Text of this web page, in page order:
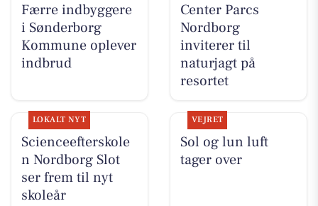
Færre indbyggere
i Sønderborg
Kommune oplever
indbrud
Center Parcs
Nordborg
inviterer til
naturjagt på
resortet
LOKALT NYT
Scienceefterskole
n Nordborg Slot
ser frem til nyt
skoleår
VEJRET
Sol og lun luft
tager over